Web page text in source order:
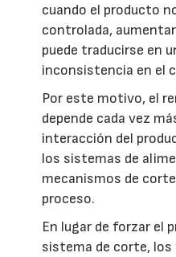
cuando el producto
controlada,
puede traducirse en
inconsistencia en el
Por este motivo, el
depende cada vez
interacción del
los sistemas de
mecanismos de
proceso.
En lugar de forzar el
sistema de corte, los